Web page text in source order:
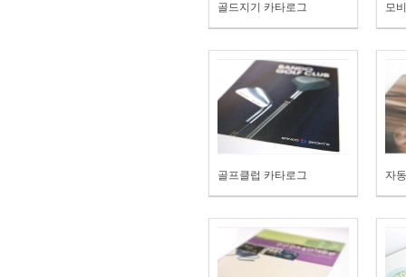
골드지기 카타로그 모
골프클럽 카타로그 자